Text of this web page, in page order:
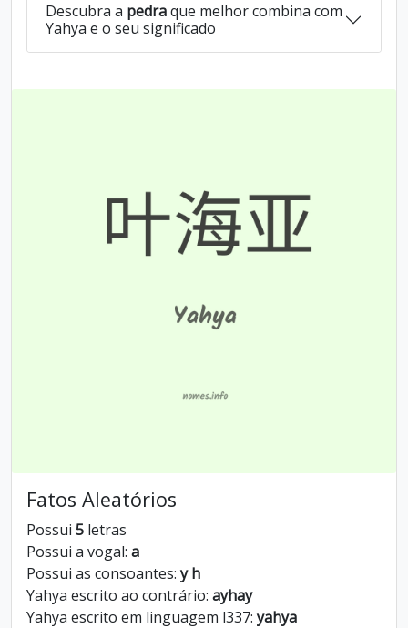
Descubra a pedraque melhor combina com
Yahya e o seu significado
Fatos Aleatórios
Possui 5 letras
Possui a vogal: a
Possui as consoantes:y h
Yahya escrito ao contrário: ayhay
Yahya escrito em linguagem l337:yahya